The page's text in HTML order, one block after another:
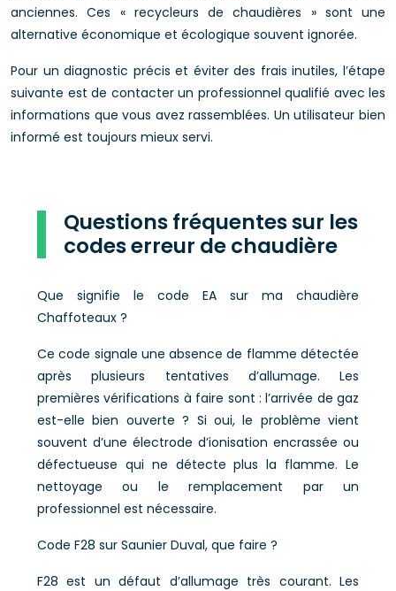
anciennes. Ces « recycleurs de chaudières » sont une
alternative économique et écologique souvent ignorée.
Pour un diagnostic précis et éviter des frais inutiles, l’étape
suivante est de contacter un professionnel qualifié avec les
informations que vous avez rassemblées. Un utilisateur bien
informé est toujours mieux servi.
Questions fréquentes sur les
codes erreur de chaudière
Que signifie le code EA sur ma chaudière
Chaffoteaux ?
Ce code signale une absence de flamme détectée
après plusieurs tentatives d’allumage. Les
premières vérifications à faire sont : l’arrivée de gaz
est-elle bien ouverte ? Si oui, le problème vient
souvent d’une électrode d’ionisation encrassée ou
défectueuse qui ne détecte plus la flamme. Le
nettoyage ou le remplacement par un
professionnel est nécessaire.
Code F28 sur Saunier Duval, que faire ?
F28 est un défaut d’allumage très courant. Les